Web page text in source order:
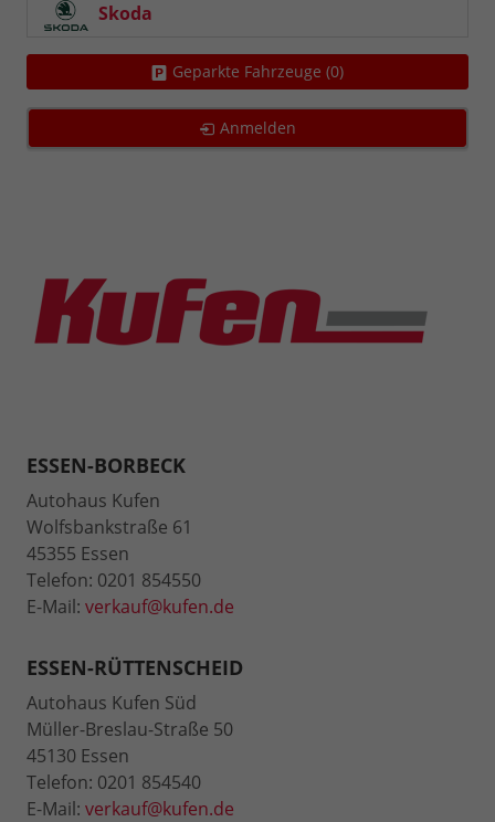
Skoda
Geparkte Fahrzeuge (0)
Anmelden
ESSEN-BORBECK
Autohaus Kufen
Wolfsbankstraße 61
45355 Essen
Telefon: 0201 854550
E-Mail: verkauf@kufen.de
ESSEN-RÜTTENSCHEID
Autohaus Kufen Süd
Müller-Breslau-Straße 50
45130 Essen
Telefon: 0201 854540
E-Mail: verkauf@kufen.de